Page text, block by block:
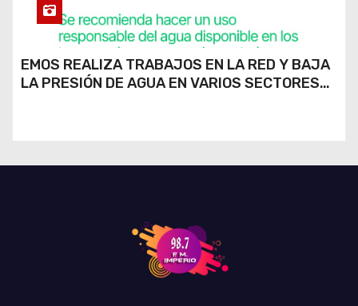
EMOS REALIZA TRABAJOS EN LA RED Y BAJA
LA PRESIÓN DE AGUA EN VARIOS SECTORES